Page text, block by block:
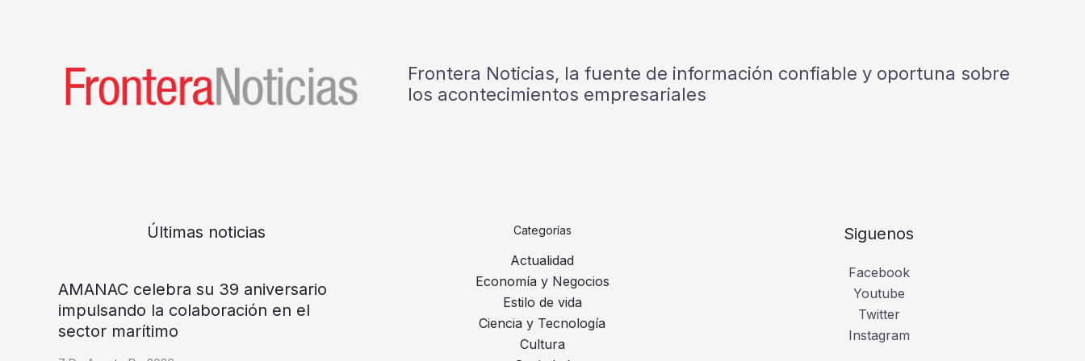
Frontera Noticias, la fuente de información confiable y oportuna sobre
los acontecimientos empresariales
Últimas noticias
AMANAC celebra su 39 aniversario
impulsando la colaboración en el
sector marítimo
Categorías
Actualidad
Economía y Negocios
Estilo de vida
Ciencia y Tecnología
Cultura
Siguenos
Facebook
Youtube
Twitter
Instagram